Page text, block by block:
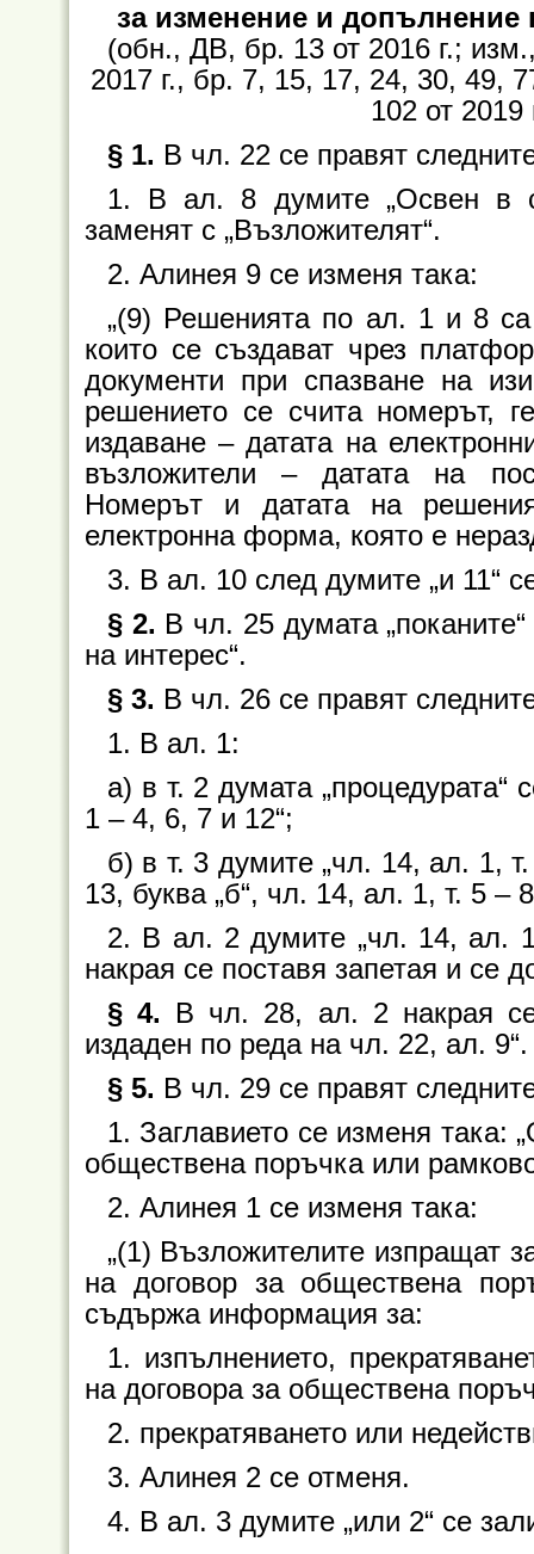
за изменение и допълнение
(обн., ДВ, бр. 13 от 2016 г.;
2017 г., бр. 7, 15, 17, 24, 30, 49,
102 от 2019
§ 1. В чл. 22 се правят
1. В ал. 8 думите „Освен в
заменят с „Възложителят“.
2. Алинея 9 се изменя така:
„(9) Решенията по ал. 1 и 8 са
които се създават чрез
документи при спазване на
решението се счита номерът,
издаване – датата на
възложители – датата на
Номерът и датата на
електронна форма, която е
3. В ал. 10 след думите „и 11“
§ 2. В чл. 25 думата
на интерес“.
§ 3. В чл. 26 се правят
1. В ал. 1:
а) в т. 2 думата
1 – 4, 6, 7 и 12“;
б) в т. 3 думите „чл. 14, ал. 1,
13, буква „б“, чл. 14, ал. 1, т. 5 –
2. В ал. 2 думите „чл. 14, ал.
накрая се поставя запетая и се
§ 4. В чл. 28, ал. 2 накрая
издаден по реда на чл. 22, ал. 9“.
§ 5. В чл. 29 се правят
1. Заглавието се изменя така:
обществена поръчка или
2. Алинея 1 се изменя така:
„(1) Възложителите изпращат
на договор за обществена
съдържа информация за:
1. изпълнението,
на договора за обществена
2. прекратяването или
3. Алинея 2 се отменя.
4. В ал. 3 думите „или 2“ се